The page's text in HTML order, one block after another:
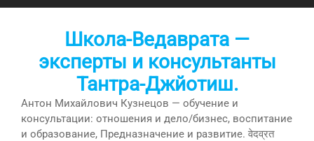
Перейти
Школа-Ведаврата —
эксперты и консультанты
Тантра-Джйотиш.
Антон Михайлович Кузнецов — обучение и
консультации: отношения и дело/бизнес, воспитание
и образование, Предназначение и развитие. वेदव्रत